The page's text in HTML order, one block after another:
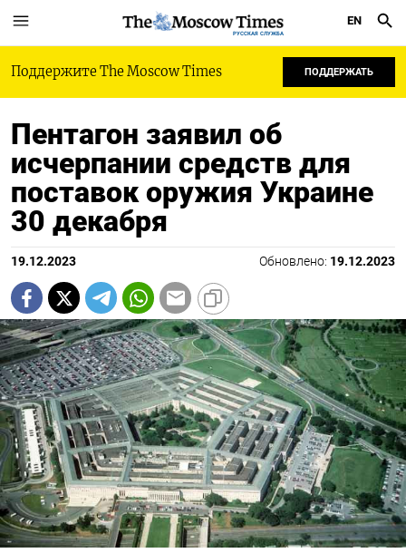
РУССКАЯ СЛУЖБА
EN
Поддержите The Moscow Times ПОДДЕРЖАТЬ
Пентагон заявил об
исчерпании средств для
поставок оружия Украине
30 декабря
19.12.2023 Обновлено: 19.12.2023